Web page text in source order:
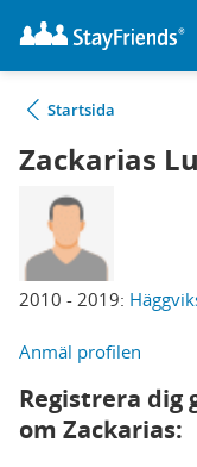
Startsida
Zackarias
2010 - 2019:
Anmäl profilen
Registrera
om Zackarias: